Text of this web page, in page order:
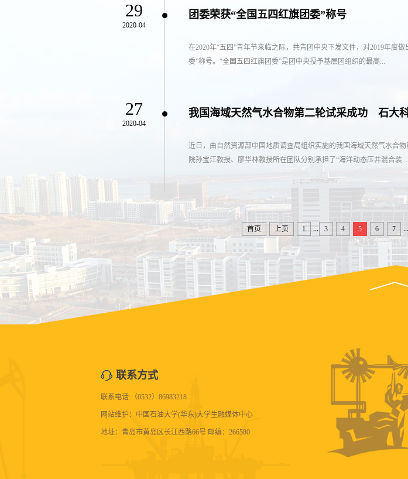
29
2020-04
团委荣获“全国五四红旗团委”称号
在2020年“五四”青年节来临之际，共青团中央下发文件，对2019年度
委”称号。“全国五四红旗团委”是团中央授予基层团组织的最高...
27
2020-04
我国海域天然气水合物第二轮试采成功 石大
近日，由自然资源部中国地质调查局组织实施的我国海域天然气水合
院孙宝江教授、廖华林教授所在团队分别承担了“海洋动态压井混合装...
首页 上页 1 3 4 5 6 7
联系方式
联系电话:（0532）86983218
网站维护：中国石油大学(华东)大学生融媒体中心
地址：青岛市黄岛区长江西路66号 邮编：266580